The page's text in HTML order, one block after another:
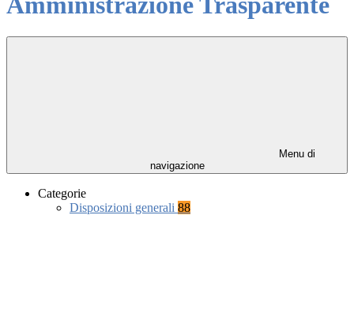
Menu di
navigazione
Categorie
Disposizioni generali 88